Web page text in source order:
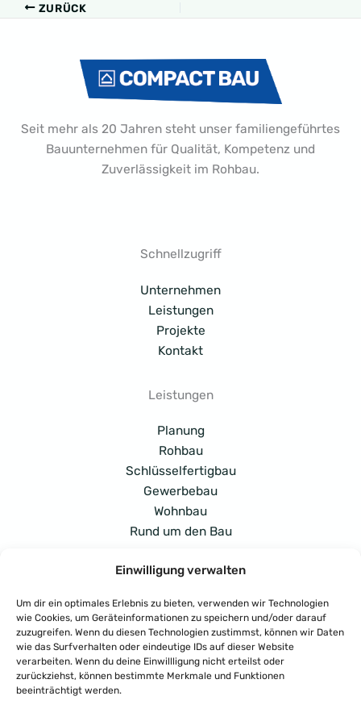
Einwilligung verwalten
Um dir ein optimales Erlebnis zu bieten, verwenden wir Technologien
wie Cookies, um Geräteinformationen zu speichern und/oder darauf
zuzugreifen. Wenn du diesen Technologien zustimmst, können wir Daten
wie das Surfverhalten oder eindeutige IDs auf dieser Website
verarbeiten. Wenn du deine Einwillligung nicht erteilst oder
zurückziehst, können bestimmte Merkmale und Funktionen
beeinträchtigt werden.
ZURÜCK
Seit mehr als 20 Jahren steht unser familiengeführtes
Bauunternehmen für Qualität, Kompetenz und
Zuverlässigkeit im Rohbau.
Schnellzugriff
Unternehmen
Leistungen
Projekte
Kontakt
Leistungen
Planung
Rohbau
Schlüsselfertigbau
Gewerbebau
Wohnbau
Rund um den Bau
Adresse
Potsdamer Str. 138, 33719 Bielefeld
Rufen Sie uns an: Tel. 0521-3043725